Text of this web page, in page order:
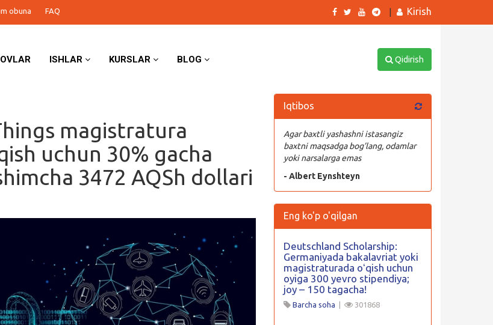
obuna FAQ Kirish
ISHLAR KURSLAR BLOG Qidirish
magistratura
uchun 30% gacha
3472 AQSh dollari
Iqtibos
Agar baxtli yashashni istasangiz
baxtni maqsadga bog’lang, odamlar
yoki narsalarga emas
- Albert Eynshteyn
Eng ko'p o'qilgan
Deutschland Scholarship:
Germaniyada bakalavriat yoki
magistraturada oʻqish uchun
oyiga 300 yevro stipendiya;
joy – 150 tagacha!
Barcha soha 301868